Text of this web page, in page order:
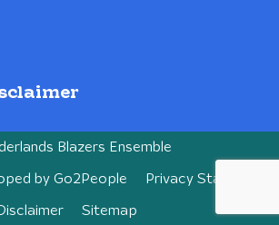
Blazers Ensemble
by Go2People Privacy Statement
Sitemap